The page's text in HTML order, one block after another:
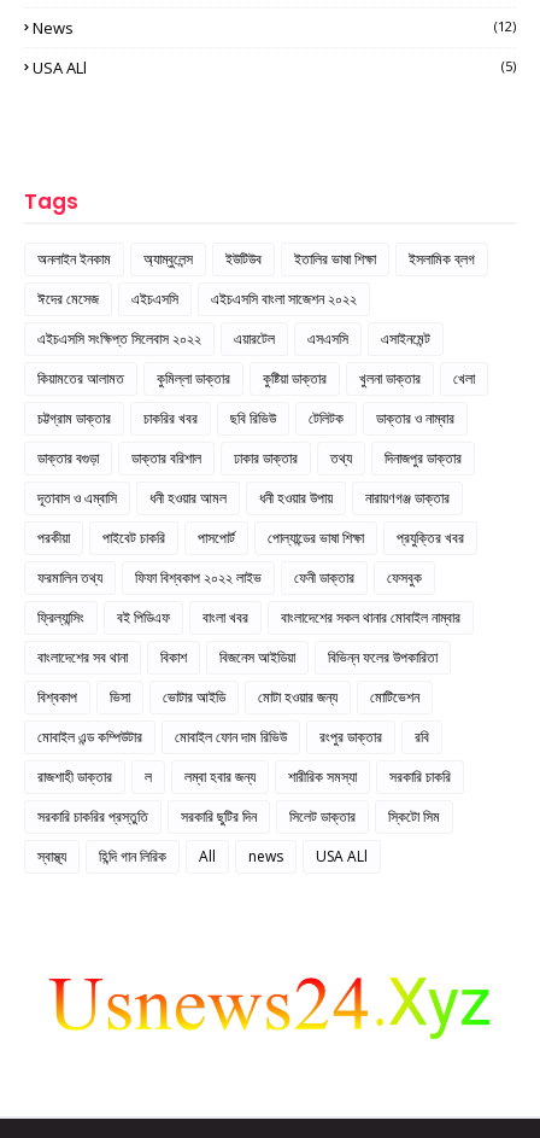
News (12)
USA ALl (5)
Tags
অনলাইন ইনকাম অ্যাম্বুলেন্স ইউটিউব ইতালির ভাষা শিক্ষা
ইসলামিক ব্লগ
ঈদের মেসেজ
এইচএসসি
এইচএসসি বাংলা সাজেশন ২০২২
এইচএসসি সংক্ষিপ্ত সিলেবাস ২০২২
এয়ারটেল এসএসসি
এসাইনমেন্ট
কিয়ামতের আলামত
কুমিল্লা ডাক্তার কুষ্টিয়া ডাক্তার খুলনা ডাক্তার
খেলা
চট্টগ্রাম ডাক্তার
চাকরির খবর ছবি রিভিউ টেলিটক
ডাক্তার ও নাম্বার
ডাক্তার বগুড়া
ডাক্তার বরিশাল ঢাকার ডাক্তার তথ্য
দিনাজপুর ডাক্তার
দূতাবাস ও এম্বাসি
ধনী হওয়ার আমল ধনী হওয়ার উপায়
নারায়ণগঞ্জ ডাক্তার
পরকীয়া
পাইবেট চাকরি পাসপোর্ট পোল্যান্ডের ভাষা শিক্ষা
প্রযুক্তির খবর
ফরমালিন তথ্য
ফিফা বিশ্বকাপ ২০২২ লাইভ ফেনী ডাক্তার
ফেসবুক
ফ্রিল্যান্সিং
বই পিডিএফ বাংলা খবর
বাংলাদেশের সকল থানার মোবাইল নাম্বার
বাংলাদেশের সব থানা
বিকাশ বিজনেস আইডিয়া
বিভিন্ন ফলের উপকারিতা
বিশ্বকাপ
ভিসা ভোটার আইডি মোটা হওয়ার জন্য
মোটিভেশন
মোবাইল এন্ড কম্পিউটার
মোবাইল ফোন দাম রিভিউ রংপুর ডাক্তার
রবি
রাজশাহী ডাক্তার
ল লম্বা হবার জন্য শারীরিক সমস্যা
সরকারি চাকরি
সরকারি চাকরির প্রস্তুতি
সরকারি ছুটির দিন সিলেট ডাক্তার
স্কিটো সিম
স্বাস্থ্য
হিন্দি গান লিরিক All news USA ALl